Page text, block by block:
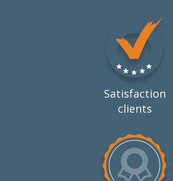
Satisfaction
clients